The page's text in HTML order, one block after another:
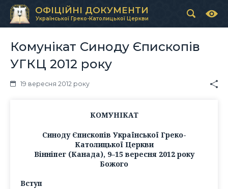
ОФІЦІЙНІ ДОКУМЕНТИ
Української Греко-Католицької Церкви
Комунікат Синоду Єпископів
УГКЦ 2012 року
19 вересня 2012 року
КОМУНІКАТ
Синоду Єпископів Української Греко-
Католицької Церкви
Вінніпег (Канада), 9–15 вересня 2012 року
Божого
Вступ